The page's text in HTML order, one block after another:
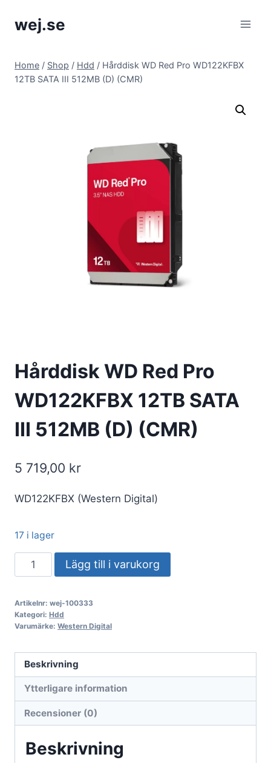
wej.se
Home / Shop / Hdd / Hårddisk WD Red Pro WD122KFBX
12TB SATA III 512MB (D) (CMR)
Hårddisk WD Red Pro
WD122KFBX 12TB SATA
III 512MB (D) (CMR)
5 719,00 kr
WD122KFBX (Western Digital)
17 i lager
Hårddisk
WD
Pro
WD122KFBX
SATA
III
512MB
(CMR)
mängd
Lägg till i varukorg
Artikelnr: wej-100333
Kategori: Hdd
Varumärke: Western Digital
Beskrivning
Ytterligare information
Recensioner (0)
Beskrivning